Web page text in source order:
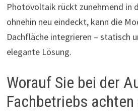
Photovoltaik rückt zunehmend in
ohnehin neu eindeckt, kann die
Dachfläche integrieren – statisch
elegante Lösung.
Worauf Sie bei der
Fachbetriebs